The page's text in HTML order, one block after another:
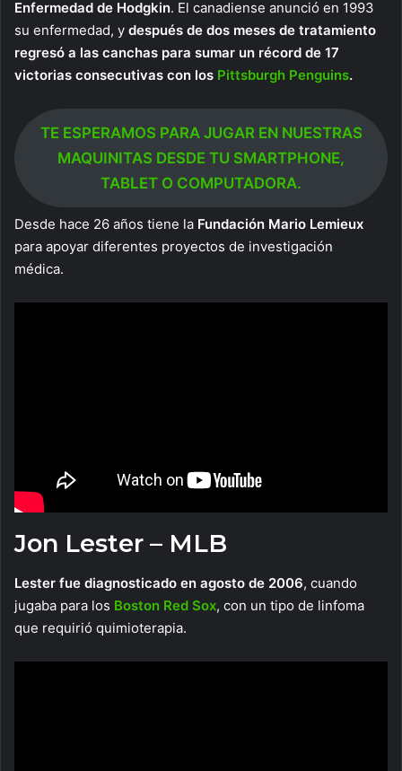
Enfermedad de Hodgkin. El canadiense anunció en 1993
su enfermedad, y después de dos meses de tratamiento
regresó a las canchas para sumar un récord de 17
victorias consecutivas con los Pittsburgh Penguins.
TE ESPERAMOS PARA JUGAR EN NUESTRAS
MAQUINITAS DESDE TU SMARTPHONE,
TABLET O COMPUTADORA.
Desde hace 26 años tiene la Fundación Mario Lemieux
para apoyar diferentes proyectos de investigación
médica.
Jon Lester – MLB
Lester fue diagnosticado en agosto de 2006, cuando
jugaba para los Boston Red Sox, con un tipo de linfoma
que requirió quimioterapia.